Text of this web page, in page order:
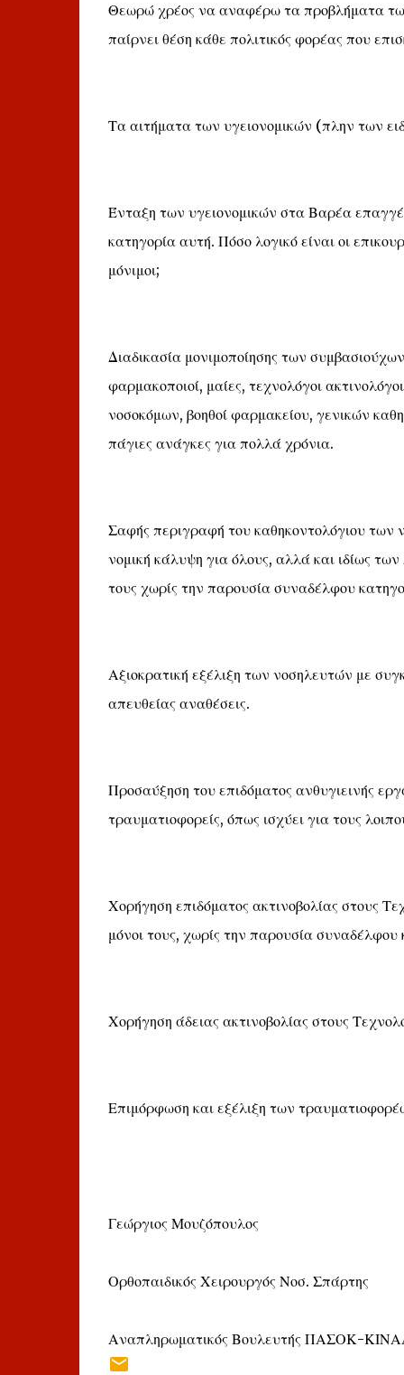
Θεωρώ χρέος να αναφέρω τα προβλήματα
παίρνει θέση κάθε πολιτικός φορέας που
Τα αιτήματα των υγειονομικών (πλην των
Ένταξη των υγειονομικών στα Βαρέα
κατηγορία αυτή. Πόσο λογικό είναι οι
μόνιμοι;
Διαδικασία μονιμοποίησης των
φαρμακοποιοί, μαίες, τεχνολόγοι
νοσοκόμων, βοηθοί φαρμακείου, γενικών
πάγιες ανάγκες για πολλά χρόνια.
Σαφής περιγραφή του καθηκοντολόγιου
νομική κάλυψη για όλους, αλλά και ιδίως
τους χωρίς την παρουσία συναδέλφου
Αξιοκρατική εξέλιξη των νοσηλευτών με
απευθείας αναθέσεις.
Προσαύξηση του επιδόματος ανθυγιεινής
τραυματιοφορείς, όπως ισχύει για τους
Χορήγηση επιδόματος ακτινοβολίας στους
μόνοι τους, χωρίς την παρουσία συναδέλφου
Χορήγηση άδειας ακτινοβολίας στους
Επιμόρφωση και εξέλιξη των
Γεώργιος Μουζόπουλος
Ορθοπαιδικός Χειρουργός Νοσ. Σπάρτης
Αναπληρωματικός Βουλευτής ΠΑΣΟΚ-